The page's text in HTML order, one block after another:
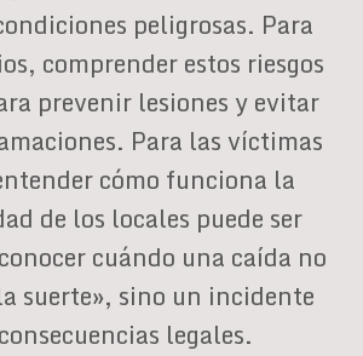
peligrosas. Para
comprender estos riesgos
prevenir lesiones y evitar
Para las víctimas
cómo funciona la
de los locales puede ser
cuándo una caída no
suerte», sino un incidente
legales.